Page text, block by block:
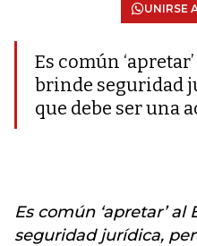
UNIRSE
Es común
brinde seguridad
que debe ser una
Es común ‘apretar’
seguridad jurídica,